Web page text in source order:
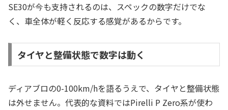
SE30が今も支持されるのは、スペックの数字だけでな
く、車全体が軽く反応する感覚があるからです。
タイヤと整備状態で数字は動く
ディアブロの0-100km/hを語るうえで、タイヤと整備状態
は外せません。代表的な資料ではPirelli P Zero系が使わ